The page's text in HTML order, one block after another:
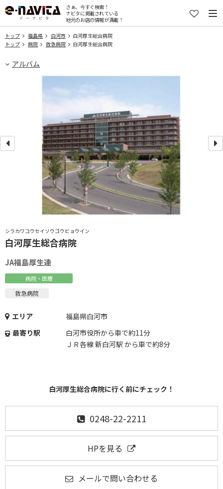
さぁ、今すぐ検索！
ナビタに掲載されている
地元のお店の情報が満載！
トップ 福島県 白河市
白河厚生総合病院
トップ
病院 救急病院 白河厚生総合病院
アルバム
シラカワコウセイソウゴウビョウイン
白河厚生総合病院
JA福島厚生連
病院・医療
救急病院
エリア
福島県白河市
最寄り駅
白河市役所から車で約11分
ＪＲ各線 新白河駅 から車で約8分
白河厚生総合病院に行く前にチェック！
0248-22-2211
HPを見る
メールで問い合わせる